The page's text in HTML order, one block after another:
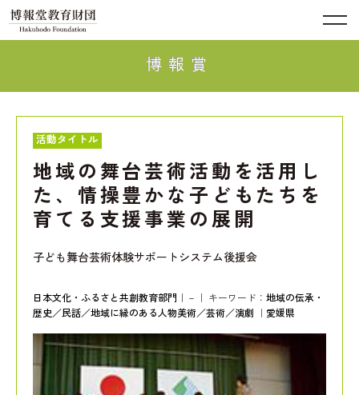
博報賞
活動タイトル
地域の舞台芸術活動を活用し
た、情操豊かな子どもたちを
育てる支援事業の展開
子ども舞台芸術体験サポートシステム後援会
日本文化・ふるさと共創教育部門 ｜－｜ キーワード： 地域の伝承・
歴史／民話／地域に縁のある人物美術／芸術／演劇 愛媛県